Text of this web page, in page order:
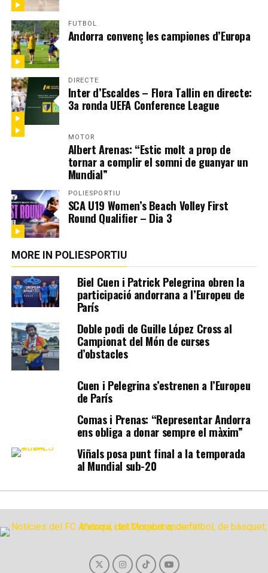
FUTBOL
Andorra convenç les campiones d’Europa
DIRECTE
Inter d’Escaldes – Flora Tallin en directe:
3a ronda UEFA Conference League
MOTOR
Albert Arenas: “Estic molt a prop de
tornar a complir el somni de guanyar un
Mundial”
POLIESPORTIU
SCA U19 Women’s Beach Volley First
Round Qualifier – Dia 3
MORE IN POLIESPORTIU
Biel Cuen i Patrick Pelegrina obren la
participació andorrana a l’Europeu de
París
Doble podi de Guille López Cross al
Campionat del Món de curses
d’obstacles
Cuen i Pelegrina s’estrenen a l’Europeu
de París
Comas i Prenas: “Representar Andorra
ens obliga a donar sempre el màxim”
Viñals posa punt final a la temporada
al Mundial sub-20